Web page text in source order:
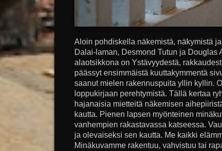
Aloin pohdiskella näkemistä, näkymistä
Dalai-laman, Desmond Tutun ja Douglas
alaotsikkona on Ystävyydestä,
päässyt ensimmäistä kuuttakymmentä
saanut mielen rakennuspuita yllin kyllin.
loppukirjaan perehtymistä. Tällä kertaa
hajanaisia mietteitä näkemisen
kautta. Pienen lapsen myönteinen
vanhempien rakastavassa katseessa.
ja olevaiseksi sen kautta. Me kaikki
Minäkuvamme rakentuu, vahvistuu tai